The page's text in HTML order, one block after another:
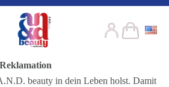
beauty in dein Leben holst. Damit